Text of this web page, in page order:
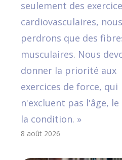
seulement des
cardiovasculaires,
perdrons que des
musculaires. Nous
donner la priorité aux
exercices de force, qui
n'excluent pas l'âge, le
la condition. »
8 août 2026